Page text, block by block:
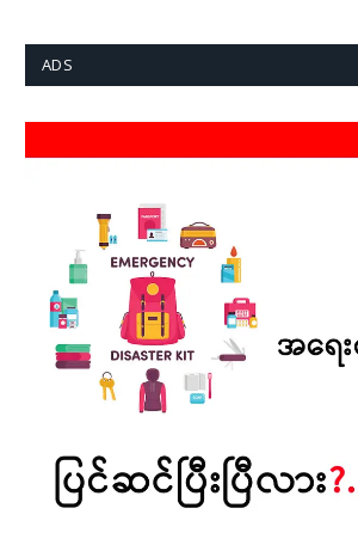
ADS